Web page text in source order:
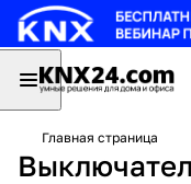
Главная страница